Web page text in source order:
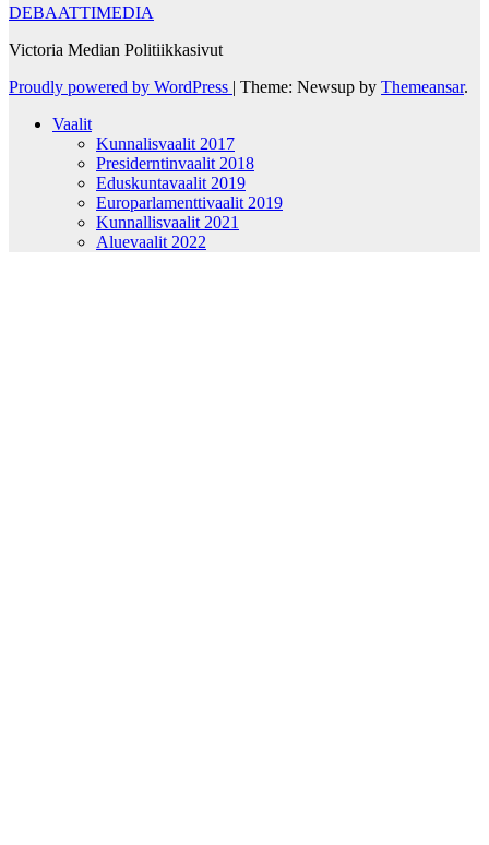
DEBAATTIMEDIA
Victoria Median Politiikkasivut
Proudly powered by WordPress | Theme: Newsup by Themeansar.
Vaalit
Kunnalisvaalit 2017
Presiderntinvaalit 2018
Eduskuntavaalit 2019
Europarlamenttivaalit 2019
Kunnallisvaalit 2021
Aluevaalit 2022